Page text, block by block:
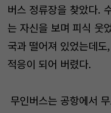
버스 정류장을 찾았다.
는 자신을 보며 피식 웃
국과 떨어져 있었는데
적응이 되어 버렸다.
무인버스는 공항에서